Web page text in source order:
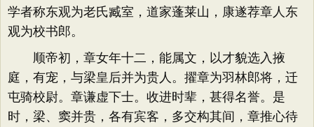
学者称东观为老氏臧室，道家蓬莱山，康遂荐章人东
观为校书郎。
顺帝初，章女年十二，能属文，以才貌选入掖
庭，有宠，与梁皇后并为贵人。擢章为羽林郎将，迁
屯骑校尉。章谦虚下士。收进时辈，甚得名誉。是
时，梁、窦并贵，各有宾客，多交构其间，章推心待